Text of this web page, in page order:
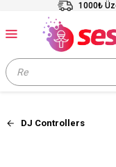
1000₺
DJ Controllers